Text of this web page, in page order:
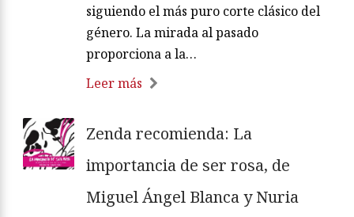
siguiendo el más puro corte clásico del
género. La mirada al pasado
proporciona a la…
Leer más
Zenda recomienda: La
importancia de ser rosa, de
Miguel Ángel Blanca y Nuria